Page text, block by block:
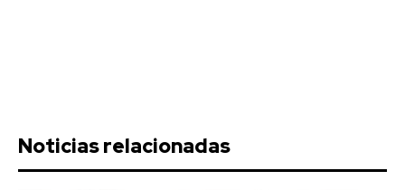
Noticias relacionadas